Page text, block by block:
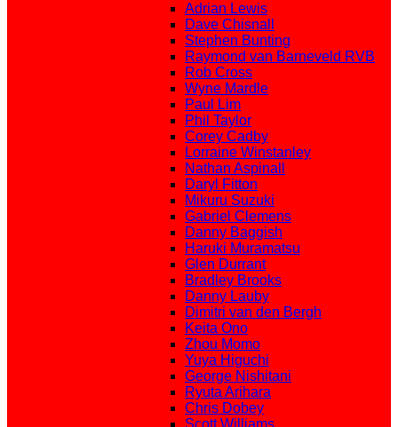
Adrian Lewis
Dave Chisnall
Stephen Bunting
Raymond van Barneveld RVB
Rob Cross
Wyne Mardle
Paul Lim
Phil Taylor
Corey Cadby
Lorraine Winstanley
Nathan Aspinall
Daryl Fitton
Mikuru Suzuki
Gabriel Clemens
Danny Baggish
Haruki Muramatsu
Glen Durrant
Bradley Brooks
Danny Lauby
Dimitri van den Bergh
Keita Ono
Zhou Momo
Yuya Higuchi
George Nishitani
Ryuta Arihara
Chris Dobey
Scott Williams